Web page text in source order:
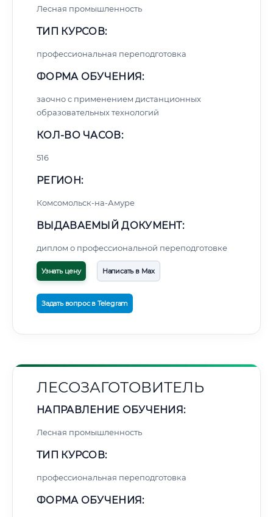
Лесная промышленность
ТИП КУРСОВ:
профессиональная переподготовка
ФОРМА ОБУЧЕНИЯ:
заочно с применением дистанционных
образовательных технологий
КОЛ-ВО ЧАСОВ:
516
РЕГИОН:
Комсомольск-на-Амуре
ВЫДАВАЕМЫЙ ДОКУМЕНТ:
диплом о профессиональной переподготовке
Узнать цену Написать в Max
Задать вопрос в Telegram
ЛЕСОЗАГОТОВИТЕЛЬ
НАПРАВЛЕНИЕ ОБУЧЕНИЯ:
Лесная промышленность
ТИП КУРСОВ:
профессиональная переподготовка
ФОРМА ОБУЧЕНИЯ: